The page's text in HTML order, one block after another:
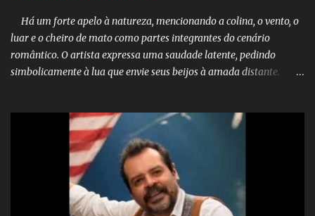
Há um forte apelo à natureza, mencionando a colina, o vento, o
luar e o cheiro de mato como partes integrantes do cenário
romântico. O artista expressa uma saudade latente, pedindo
simbolicamente à lua que envie seus beijos à amada distante. A
destino. Reinaldo Cruz enfatiza que seu coração nasceu para ela e
que continuará esperando enquanto houver canções para entoar. A
obra conclui como uma promessa de fidelidade e esperança no
reencontro, unindo a tradição da viola com o sentimento universal
do amor. No geral, o vídeo apresenta uma narrativa lírica sobre a
persistência do afeto através do tempo e do espaço. YouTube